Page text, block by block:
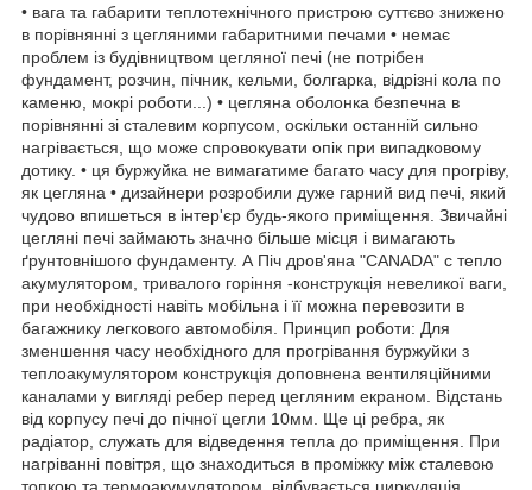
• вага та габарити теплотехнічного пристрою суттєво знижено
в порівнянні з цегляними габаритними печами • немає
проблем із будівництвом цегляної печі (не потрібен
фундамент, розчин, пічник, кельми, болгарка, відрізні кола по
каменю, мокрі роботи...) • цегляна оболонка безпечна в
порівнянні зі сталевим корпусом, оскільки останній сильно
нагрівається, що може спровокувати опік при випадковому
дотику. • ця буржуйка не вимагатиме багато часу для прогріву,
як цегляна • дизайнери розробили дуже гарний вид печі, який
чудово впишеться в інтер'єр будь-якого приміщення. Звичайні
цегляні печі займають значно більше місця і вимагають
ґрунтовнішого фундаменту. А Піч дров'яна "CANADA" c тепло
акумулятором, тривалого горіння -конструкція невеликої ваги,
при необхідності навіть мобільна і її можна перевозити в
багажнику легкового автомобіля. Принцип роботи: Для
зменшення часу необхідного для прогрівання буржуйки з
теплоакумулятором конструкція доповнена вентиляційними
каналами у вигляді ребер перед цегляним екраном. Відстань
від корпусу печі до пічної цегли 10мм. Ще ці ребра, як
радіатор, служать для відведення тепла до приміщення. При
нагріванні повітря, що знаходиться в проміжку між сталевою
топкою та термоакумулятором, відбувається циркуляція